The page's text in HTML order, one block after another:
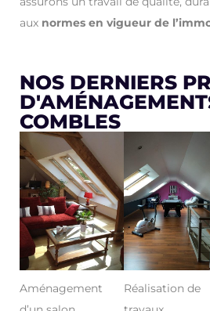
aux normes en vigueur de
NOS DERNIERS
COMBLES
Aménagement
Réalisation de